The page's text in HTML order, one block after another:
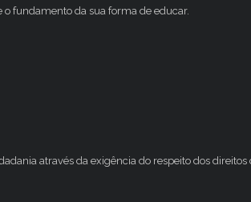
o fundamento da sua forma de educar.
através da exigência do respeito dos direitos